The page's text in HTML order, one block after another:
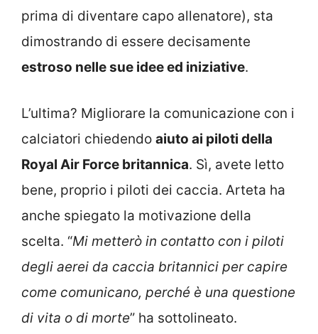
prima di diventare capo allenatore), sta
dimostrando di essere decisamente
estroso nelle sue idee ed iniziative.
L’ultima? Migliorare la comunicazione con i
calciatori chiedendo aiuto ai piloti della
Royal Air Force britannica. Sì, avete letto
bene, proprio i piloti dei caccia. Arteta ha
anche spiegato la motivazione della
scelta. “Mi metterò in contatto con i piloti
degli aerei da caccia britannici per capire
come comunicano, perché è una questione
di vita o di morte” ha sottolineato.